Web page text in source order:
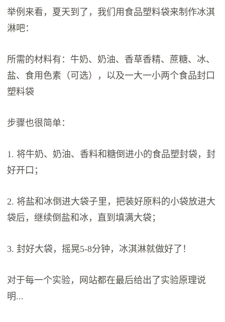
举例来看，夏天到了，我们用食品塑料袋来制作冰淇
淋吧：
所需的材料有：牛奶、奶油、香草香精、蔗糖、冰、
盐、食用色素（可选），以及一大一小两个食品封口
塑料袋
步骤也很简单：
1. 将牛奶、奶油、香料和糖倒进小的食品塑封袋，封
好开口；
2. 将盐和冰倒进大袋子里，把装好原料的小袋放进大
袋后，继续倒盐和冰，直到填满大袋；
3. 封好大袋，摇晃5-8分钟，冰淇淋就做好了！
对于每一个实验，网站都在最后给出了实验原理说
明...